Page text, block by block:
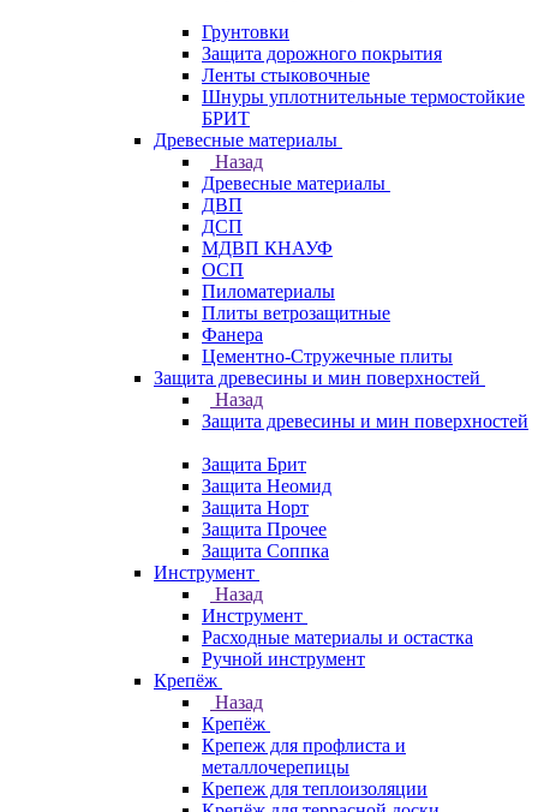
Грунтовки
Защита дорожного покрытия
Ленты стыковочные
Шнуры уплотнительные термостойкие
БРИТ
Древесные материалы
Назад
Древесные материалы
ДВП
ДСП
МДВП КНАУФ
ОСП
Пиломатериалы
Плиты ветрозащитные
Фанера
Цементно-Стружечные плиты
Защита древесины и мин поверхностей
Назад
Защита древесины и мин поверхностей
Защита Брит
Защита Неомид
Защита Норт
Защита Прочее
Защита Соппка
Инструмент
Назад
Инструмент
Расходные материалы и остастка
Ручной инструмент
Крепёж
Назад
Крепёж
Крепеж для профлиста и
металлочерепицы
Крепеж для теплоизоляции